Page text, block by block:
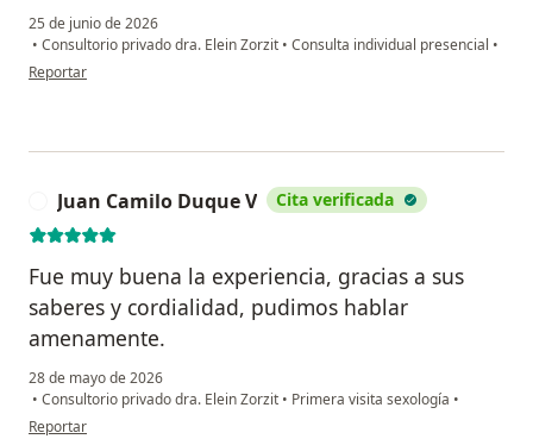
25 de junio de 2026
• Consultorio privado dra. Elein Zorzit • Consulta individual presencial •
en opinión del usuario Jess
Reportar
Juan Camilo Duque V Cita verificada
Fue muy buena la experiencia, gracias a sus
saberes y cordialidad, pudimos hablar
amenamente.
28 de mayo de 2026
• Consultorio privado dra. Elein Zorzit • Primera visita sexología •
en opinión del usuario Juan Camilo Duque V
Reportar